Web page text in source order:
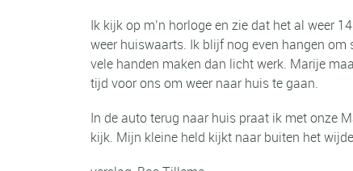
Ik kijk op m’n horloge en zie dat het al weer
weer huiswaarts. Ik blijf nog even hangen
vele handen maken dan licht werk. Marije
tijd voor ons om weer naar huis te gaan.
In de auto terug naar huis praat ik met onze
kijk. Mijn kleine held kijkt naar buiten het